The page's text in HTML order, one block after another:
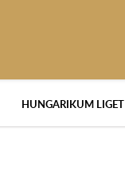
HUNGARIKUM LIGET